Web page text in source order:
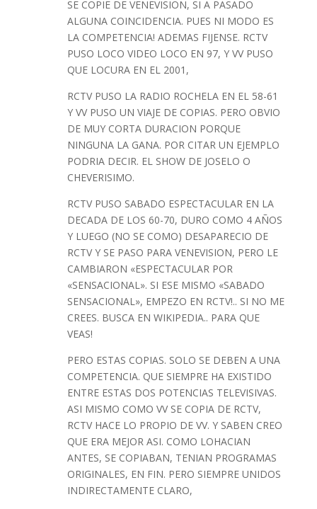
SE COPIE DE VENEVISION, SI A PASADO
ALGUNA COINCIDENCIA. PUES NI MODO ES
LA COMPETENCIA! ADEMAS FIJENSE. RCTV
PUSO LOCO VIDEO LOCO EN 97, Y VV PUSO
QUE LOCURA EN EL 2001,
RCTV PUSO LA RADIO ROCHELA EN EL 58-61
Y VV PUSO UN VIAJE DE COPIAS. PERO OBVIO
DE MUY CORTA DURACION PORQUE
NINGUNA LA GANA. POR CITAR UN EJEMPLO
PODRIA DECIR. EL SHOW DE JOSELO O
CHEVERISIMO.
RCTV PUSO SABADO ESPECTACULAR EN LA
DECADA DE LOS 60-70, DURO COMO 4 AÑOS
Y LUEGO (NO SE COMO) DESAPARECIO DE
RCTV Y SE PASO PARA VENEVISION, PERO LE
CAMBIARON «ESPECTACULAR POR
«SENSACIONAL». SI ESE MISMO «SABADO
SENSACIONAL», EMPEZO EN RCTV!.. SI NO ME
CREES. BUSCA EN WIKIPEDIA.. PARA QUE
VEAS!
PERO ESTAS COPIAS. SOLO SE DEBEN A UNA
COMPETENCIA. QUE SIEMPRE HA EXISTIDO
ENTRE ESTAS DOS POTENCIAS TELEVISIVAS.
ASI MISMO COMO VV SE COPIA DE RCTV,
RCTV HACE LO PROPIO DE VV. Y SABEN CREO
QUE ERA MEJOR ASI. COMO LOHACIAN
ANTES, SE COPIABAN, TENIAN PROGRAMAS
ORIGINALES, EN FIN. PERO SIEMPRE UNIDOS
INDIRECTAMENTE CLARO,